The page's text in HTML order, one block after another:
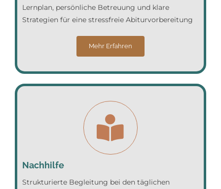
Lernplan, persönliche Betreuung und klare
Strategien für eine stressfreie Abiturvorbereitung
Mehr Erfahren
Nachhilfe
Strukturierte Begleitung bei den täglichen